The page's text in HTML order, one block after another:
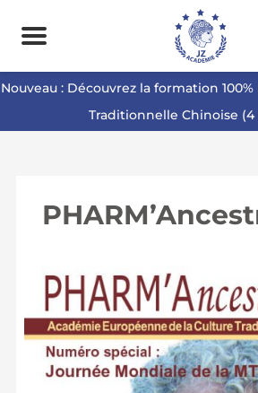
Nouveau : Découvrez la formation
Traditionnelle Chinoise